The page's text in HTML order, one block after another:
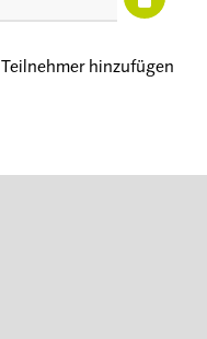
Teilnehmer hinzufügen